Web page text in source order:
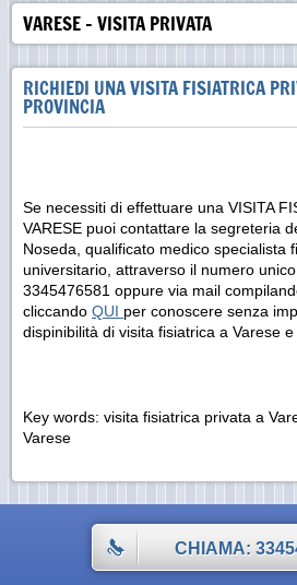
VARESE - VISITA PRIVATA
RICHIEDI UNA VISITA FISIATRICA
PROVINCIA
Se necessiti di effettuare una VISITA
VARESE puoi contattare la segreteria
Noseda, qualificato medico specialista
universitario, attraverso il numero
3345476581 oppure via mail
cliccando QUI per conoscere senza
dispinibilità di visita fisiatrica a Varese
Key words: visita fisiatrica privata a
Varese
CHIAMA: